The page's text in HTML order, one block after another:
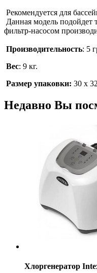
Рекомендуется для
Данная модель подойдет
фильтр-насосом
Производительность: 5
Вес: 9 кг.
Размер упаковки: 30 х
Недавно Вы
Хлоргенератор